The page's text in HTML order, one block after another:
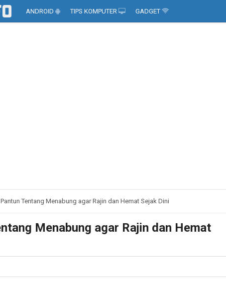
ANDROID TIPS KOMPUTER GADGET
Pantun Tentang Menabung agar Rajin dan Hemat Sejak Dini
Menabung agar Rajin dan Hemat